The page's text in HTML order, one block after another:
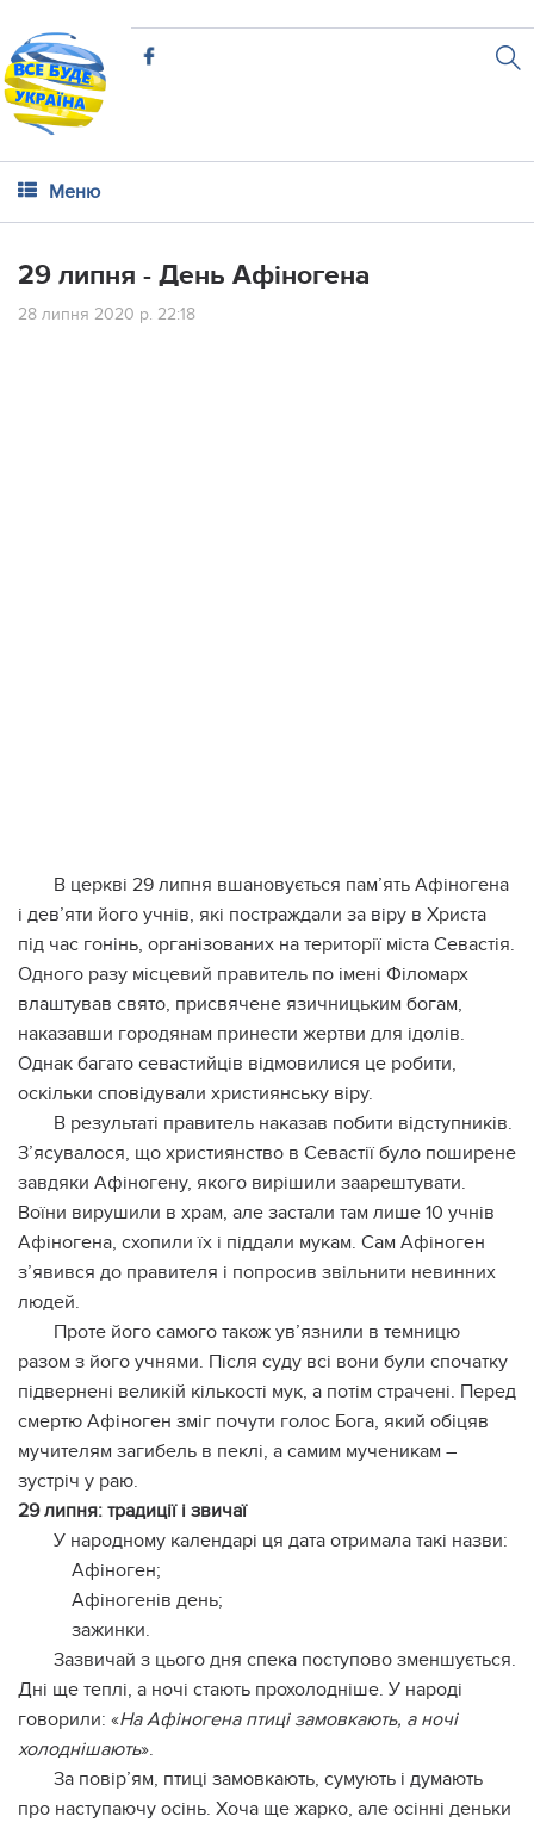
Меню
29 липня - День Афіногена
28 липня 2020 р. 22:18
В церкві 29 липня вшановується пам’ять Афіногена
і дев’яти його учнів, які постраждали за віру в Христа
під час гонінь, організованих на території міста Севастія.
Одного разу місцевий правитель по імені Філомарх
влаштував свято, присвячене язичницьким богам,
наказавши городянам принести жертви для ідолів.
Однак багато севастийців відмовилися це робити,
оскільки сповідували християнську віру.
В результаті правитель наказав побити відступників.
З’ясувалося, що християнство в Севастії було поширене
завдяки Афіногену, якого вирішили заарештувати.
Воїни вирушили в храм, але застали там лише 10 учнів
Афіногена, схопили їх і піддали мукам. Сам Афіноген
з’явився до правителя і попросив звільнити невинних
людей.
Проте його самого також ув’язнили в темницю
разом з його учнями. Після суду всі вони були спочатку
підвернені великій кількості мук, а потім страчені. Перед
смертю Афіноген зміг почути голос Бога, який обіцяв
мучителям загибель в пеклі, а самим мученикам –
зустріч у раю.
29 липня: традиції і звичаї
У народному календарі ця дата отримала такі назви:
Афіноген;
Афіногенів день;
зажинки.
Зазвичай з цього дня спека поступово зменшується.
Дні ще теплі, а ночі стають прохолодніше. У народі
говорили: «На Афіногена птиці замовкають, а ночі
холоднішають».
За повір’ям, птиці замовкають, сумують і думають
про наступаючу осінь. Хоча ще жарко, але осінні деньки